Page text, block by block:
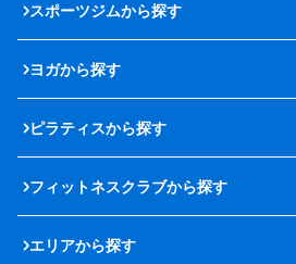
スポーツジムから探す
ヨガから探す
ピラティスから探す
フィットネスクラブから探す
エリアから探す